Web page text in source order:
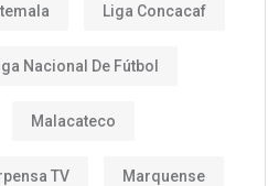
Liga Concacaf
Nacional De Fútbol
Malacateco
TV Marquense